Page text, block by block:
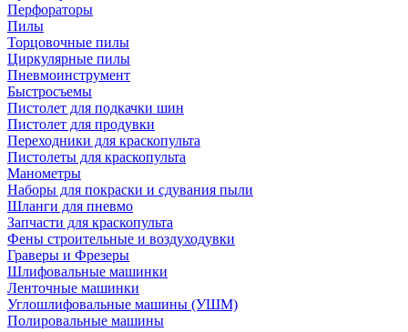
Перфораторы
Пилы
Торцовочные пилы
Циркулярные пилы
Пневмоинструмент
Быстросъемы
Пистолет для подкачки шин
Пистолет для продувки
Переходники для краскопульта
Пистолеты для краскопульта
Манометры
Наборы для покраски и сдувания пыли
Шланги для пневмо
Запчасти для краскопульта
Фены строительные и воздуходувки
Граверы и Фрезеры
Шлифовальные машинки
Ленточные машинки
Углошлифовальные машины (УШМ)
Полировальные машины